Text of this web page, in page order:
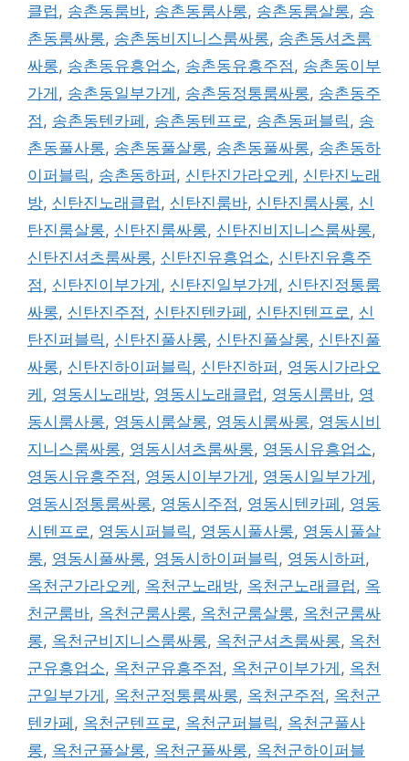
클럽 , 송촌동룸바, 송촌동룸사롱, 송촌동룸살롱, 송
촌동룸싸롱, 송촌동비지니스룸싸롱, 송촌동셔츠룸
싸롱, 송촌동유흥업소, 송촌동유흥주점 , 송촌동이부
가게 , 송촌동일부가게 , 송촌동정통룸싸롱, 송촌동주
점 , 송촌동텐카페 , 송촌동텐프로 , 송촌동퍼블릭 , 송
촌동풀사롱, 송촌동풀살롱, 송촌동풀싸롱, 송촌동하
이퍼블릭 , 송촌동하퍼 , 신탄진가라오케 , 신탄진노래
방, 신탄진노래클럽 , 신탄진룸바, 신탄진룸사롱, 신
탄진룸살롱, 신탄진룸싸롱, 신탄진비지니스룸싸롱,
신탄진셔츠룸싸롱, 신탄진유흥업소, 신탄진유흥주
점 , 신탄진이부가게 , 신탄진일부가게 , 신탄진정통룸
싸롱, 신탄진주점 , 신탄진텐카페 , 신탄진텐프로 , 신
탄진퍼블릭 , 신탄진풀사롱, 신탄진풀살롱, 신탄진풀
싸롱, 신탄진하이퍼블릭 , 신탄진하퍼 , 영동시가라오
케 , 영동시노래방, 영동시노래클럽 , 영동시룸바, 영
동시룸사롱, 영동시룸살롱, 영동시룸싸롱, 영동시비
지니스룸싸롱, 영동시셔츠룸싸롱, 영동시유흥업소,
영동시유흥주점 , 영동시이부가게 , 영동시일부가게 ,
영동시정통룸싸롱, 영동시주점 , 영동시텐카페 , 영동
시텐프로 , 영동시퍼블릭 , 영동시풀사롱, 영동시풀살
롱, 영동시풀싸롱, 영동시하이퍼블릭 , 영동시하퍼 ,
옥천군가라오케 , 옥천군노래방, 옥천군노래클럽 , 옥
천군룸바, 옥천군룸사롱, 옥천군룸살롱, 옥천군룸싸
롱, 옥천군비지니스룸싸롱, 옥천군셔츠룸싸롱, 옥천
군유흥업소, 옥천군유흥주점 , 옥천군이부가게 , 옥천
군일부가게 , 옥천군정통룸싸롱, 옥천군주점 , 옥천군
텐카페 , 옥천군텐프로 , 옥천군퍼블릭 , 옥천군풀사
롱, 옥천군풀살롱, 옥천군풀싸롱, 옥천군하이퍼블